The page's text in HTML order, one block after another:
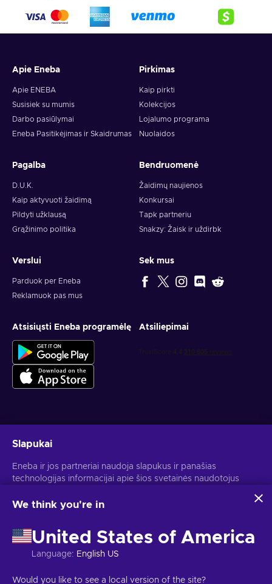
Apie Eneba
Apie ENEBA
Susisiek su mumis
Darbo pasiūlymai
Eneba Pasitikėjimas ir Skaidrumas
Pirkimas
Kaip pirkti
Kolekcijos
Lojalumo programa
Nuolaidos
Pagalba
D.U.K.
Kaip aktyvuoti žaidimą
Pildyti užklausą
Grąžinimo politika
Bendruomenė
Žaidimų naujienos
Konkursai
Tapk partneriu
Snakzy: Žaisk ir uždirbk
Verslui
Parduok per Eneba
Reklamuok pas mus
Sek mus
Atsisiųsti Eneba programėlę Atsiliepimai
Atšaukti prenumeratą gali bet kada. Daugiau informacijos rasi
Autorinės teisės © 2026 Eneba. Visos teisės saugomos.
Slapukai
Eneba ir jos partneriai naudoja slapukus ir panašias
technologijas informacijai apie šios svetainės naudotojus
pagerintume svetainės turinį, reklamą ir kitas paslaugas. Tavo
skelbimams personalizuoti.
Spustelėjus "Sutinku su viskuo", tu sutinki, kad Eneba ir jos
partneriai naudotų šias technologijas. Savo sutikimą gali
Daugiau informacijos apie tai, kaip Google naudoja tavo
We think you're in
United States of America
Language: English US
Would you like to see a local version of the site?